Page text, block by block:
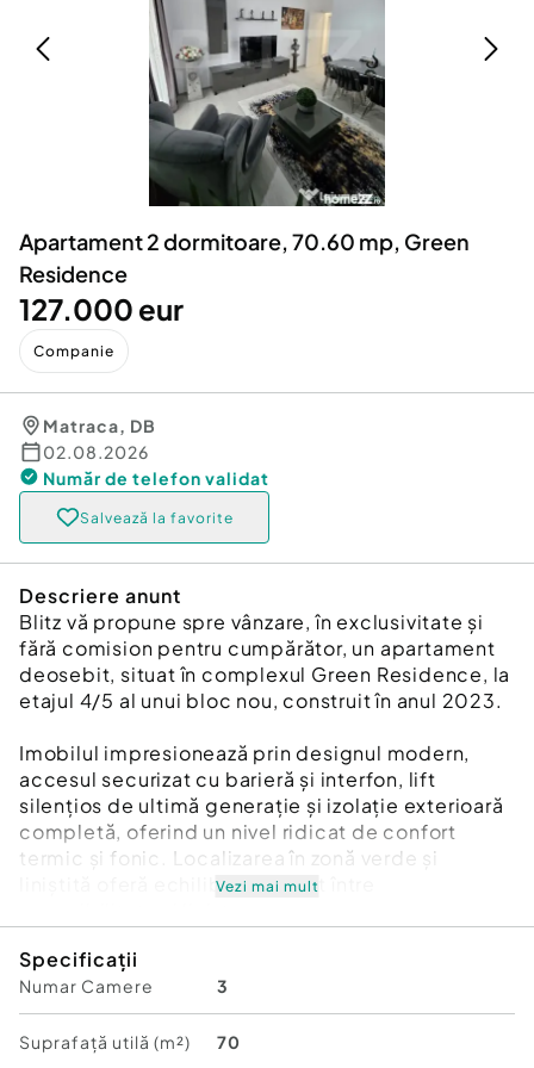
Servicii
Animale de companie
Afaceri și echipamente profesionale
Inchiriere Bunuri si Vehicule
Utilaje agricole si industriale
Piese auto si accesorii
Apartament 2 dormitoare, 70.60 mp, Green
Residence
127.000 eur
Companie
Matraca, DB
02.08.2026
Număr de telefon validat
Salvează la favorite
Descriere anunt
Blitz vă propune spre vânzare, în exclusivitate și
fără comision pentru cumpărător, un apartament
deosebit, situat în complexul Green Residence, la
etajul 4/5 al unui bloc nou, construit în anul 2023.
Imobilul impresionează prin designul modern,
accesul securizat cu barieră și interfon, lift
silențios de ultimă generație și izolație exterioară
completă, oferind un nivel ridicat de confort
termic și fonic. Localizarea în zonă verde și
liniștită oferă echilibrul perfect între
Apartamentul are o compartimentare ideală:
- Living spațios și luminos
- 2 dormitoare, dintre care unul matrimonial cu
baie proprie
Vezi mai mult
Specificații
Numar Camere 3
Suprafață utilă (m²) 70